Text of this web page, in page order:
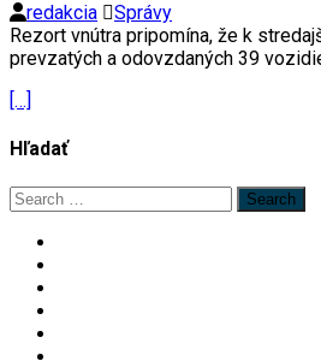
redakcia
Správy
Rezort vnútra pripomína, že k
prevzatých a odovzdaných 39
[…]
Hľadať
Search
for: